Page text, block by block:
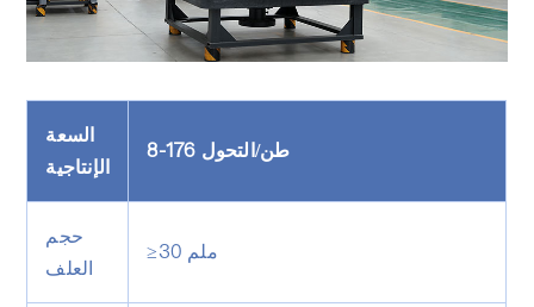
السعة
الإنتاجية
8-176 طن/التحول
حجم
العلف
≥30 ملم